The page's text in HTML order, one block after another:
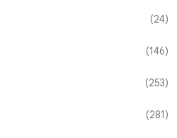
(24)
(146)
(253)
(281)